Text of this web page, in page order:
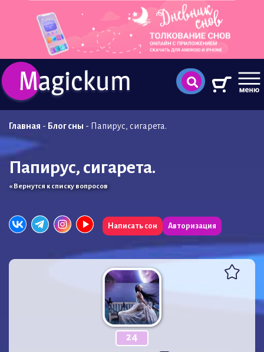
Главная - Блог сны - Папирус, сигарета.
Папирус, сигарета.
« Вернутся к списку вопросов
Написать сон Авторизация
24